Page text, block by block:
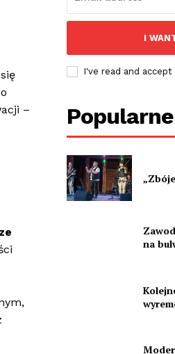
–
I
I've read and accept
Popularne
na